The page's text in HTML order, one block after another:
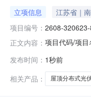
立项信息
江苏省｜
项目编号： 2608-
正文内容： 项目代码/项
发布时间： 1秒前
相关产品：
屋顶分布式光